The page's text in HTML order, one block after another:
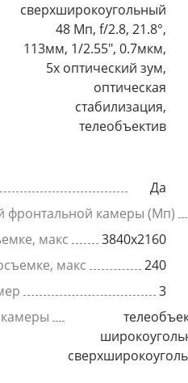
сверхширокоугольный
48 Мп, f/2.8, 21.8°,
113мм, 1/2.55", 0.7мкм,
5x оптический зум,
оптическая
стабилизация,
телеобъектив
Да
фронтальной камеры (Мп)
макс
3840x2160
макс
240
3